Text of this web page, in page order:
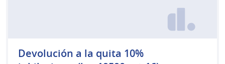
Devolución a la quita 10%